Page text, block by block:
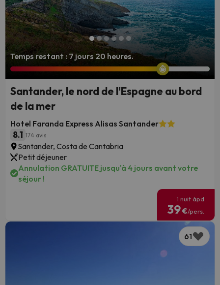
Temps restant : 7 jours 20 heures.
Santander, le nord de l'Espagne au bord
de la mer
Hotel Faranda Express Alisas Santander
8.1 174 avis
Santander, Costa de Cantabria
Petit déjeuner
Annulation GRATUITE jusqu'à 4 jours avant votre
séjour !
1 nuit àpd
39€/pers.
61